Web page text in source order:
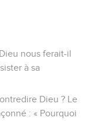
nous ferait-il
à sa
Dieu ? Le
: « Pourquoi